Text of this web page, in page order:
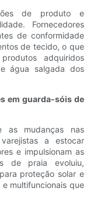
de produto e
Fornecedores
de conformidade
de tecido, o que
adquiridos
água salgada dos
em guarda-sóis de
as mudanças nas
a estocar
e impulsionam as
de praia evoluiu,
proteção solar e
multifuncionais que